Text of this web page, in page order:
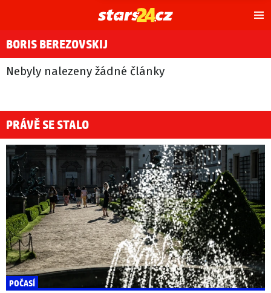
BORIS BEREZOVSKIJ
Nebyly nalezeny žádné články
PRÁVĚ SE STALO
POČASÍ